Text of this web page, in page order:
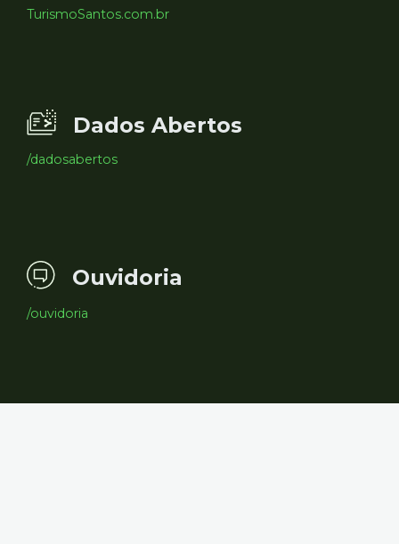
TurismoSantos.com.br
Dados Abertos
/dadosabertos
Ouvidoria
/ouvidoria